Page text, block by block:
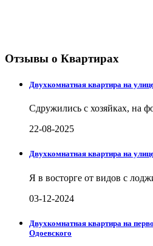
Отзывы о Квартирах
Двухкомнатная квартира на
Сдружились с хозяйках, на
22-08-2025
Двухкомнатная квартира на
Я в восторге от видов с
03-12-2024
Двухкомнатная квартира на
Одоевского